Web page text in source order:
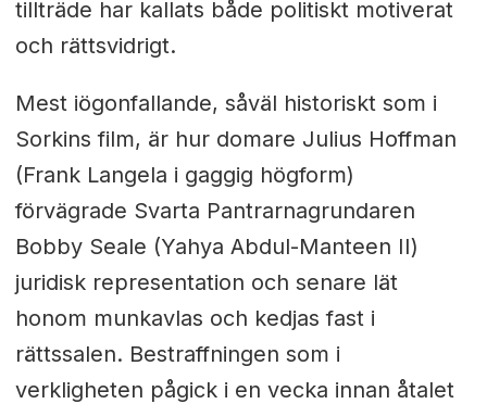
tillträde har kallats både politiskt motiverat
och rättsvidrigt.
Mest iögonfallande, såväl historiskt som i
Sorkins film, är hur domare Julius Hoffman
(Frank Langela i gaggig högform)
förvägrade Svarta Pantrarnagrundaren
Bobby Seale (Yahya Abdul-Manteen II)
juridisk representation och senare lät
honom munkavlas och kedjas fast i
rättssalen. Bestraffningen som i
verkligheten pågick i en vecka innan åtalet